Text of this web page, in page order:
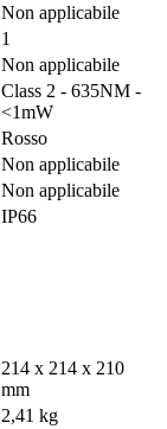
Non applicabile
1
Non applicabile
Class 2 - 635NM -
<1mW
Rosso
Non applicabile
Non applicabile
IP66
214 x 214 x 210
mm
2,41 kg